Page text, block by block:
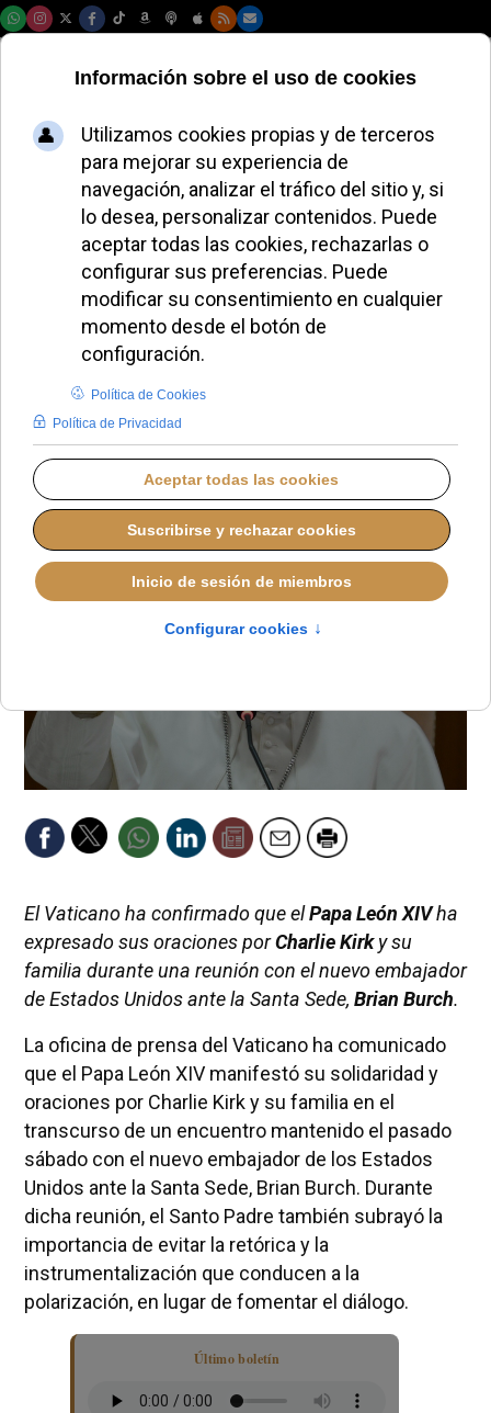
El Papa León XIV
reza por Charlie
Kirk y promueve el
diálogo frente a la
polarización
MARTES, 16 SEPTIEMBRE 2025 17:25
El Vaticano ha confirmado que elPapa León XIVha
expresado sus oraciones porCharlie Kirky su
familia durante una reunión con el nuevo embajador
de Estados Unidos ante la Santa Sede, Brian Burch.
La oficina de prensa del Vaticano ha comunicado
que el Papa León XIV manifestó su solidaridad y
oraciones por Charlie Kirk y su familia en el
transcurso de un encuentro mantenido el pasado
sábado con el nuevo embajador de los Estados
Unidos ante la Santa Sede, Brian Burch. Durante
dicha reunión, el Santo Padre también subrayó la
importancia de evitar la retórica y la
instrumentalización que conducen a la
polarización, en lugar de fomentar el diálogo.
Último boletín